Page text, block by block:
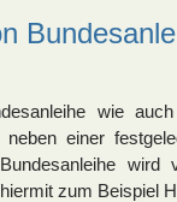
wie
neben einer
wird
zum Beispiel